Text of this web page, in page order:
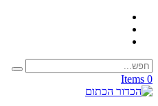
0 Items